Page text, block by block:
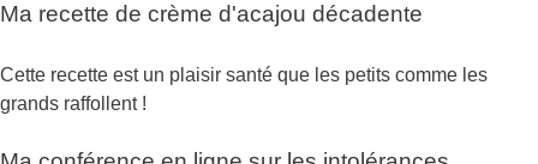
Ma recette de crème d'acajou décadente
Cette recette est un plaisir santé que les petits comme les
grands raffollent !